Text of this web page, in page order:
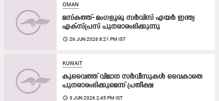
OMAN
മസ്കത്ത്- മംഗളൂരു സർവിസ് എയർ ഇന്ത്യ
എക്സ്പ്രസ് പുനരാരംഭിക്കുന്നു
access_time 26 JUN 2026 8:21 PM IST
KUWAIT
കുവൈത്ത് വിമാന സർവീസുകൾ വൈകാതെ
പുനരാരംഭിക്കുമെന്ന് പ്രതീക്ഷ
access_time 3 JUN 2026 2:45 PM IST